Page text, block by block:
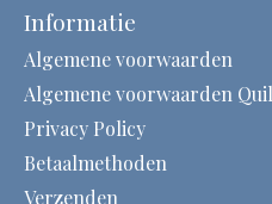
Informatie
Algemene voorwaarden
Algemene voorwaarden
Privacy Policy
Betaalmethoden
Verzenden